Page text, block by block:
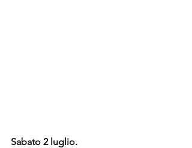
Sabato 2 luglio.